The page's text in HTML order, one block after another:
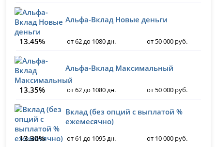
Альфа-Вклад Новые деньги
13.45% от 62 до 1080 дн. от 50 000 руб.
Альфа-Вклад Максимальный
13.35% от 62 до 1080 дн. от 50 000 руб.
Вклад (без опций с выплатой %
ежемесячно)
13.30%
от 61 до 1095 дн. от 10 000 руб.